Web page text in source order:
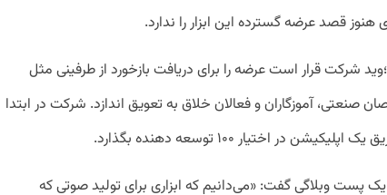
قصد عرضه گسترده این ابزار را ندارد.
شرکت قرار است عرضه را برای دریافت بازخورد از طرفینی مثل
صنعتی، آموزگاران و فعالان خلاق به تعویق اندازد. شرکت در ابتدا
در اختیار ۱۰۰ توسعه دهنده بگذارد.
پست وبلاگی گفت: «می‌دانیم که ابزاری برای تولید صوتی که